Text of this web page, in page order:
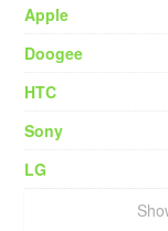
Apple
Doogee
HTC
Sony
LG